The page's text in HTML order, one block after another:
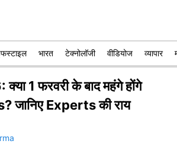
भारत टेक्नोलॉजी वीडियोज व्यापार
1 फरवरी के बाद महंगे होंगे
जानिए Experts की राय